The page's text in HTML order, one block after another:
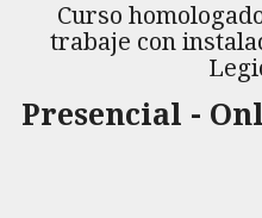
Curso
trabaje con
Presencial -